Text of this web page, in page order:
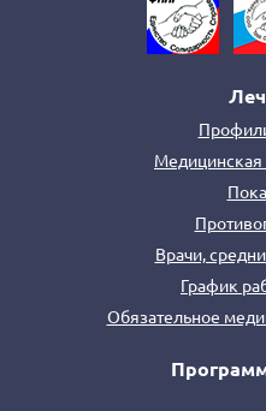
Медицинская
Врачи,
График
Обязательное